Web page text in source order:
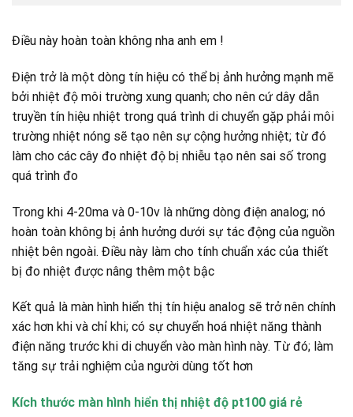
Điều này hoàn toàn không nha anh em !
Điện trở là một dòng tín hiệu có thể bị ảnh hưởng mạnh mẽ
bởi nhiệt độ môi trường xung quanh; cho nên cứ dây dẫn
truyền tín hiệu nhiệt trong quá trình di chuyển gặp phải môi
trường nhiệt nóng sẽ tạo nên sự cộng hưởng nhiệt; từ đó
làm cho các cây đo nhiệt độ bị nhiễu tạo nên sai số trong
quá trình đo
Trong khi 4-20ma và 0-10v là những dòng điện analog; nó
hoàn toàn không bị ảnh hưởng dưới sự tác động của nguồn
nhiệt bên ngoài. Điều này làm cho tính chuẩn xác của thiết
bị đo nhiệt được nâng thêm một bậc
Kết quả là màn hình hiển thị tín hiệu analog sẽ trở nên chính
xác hơn khi và chỉ khi; có sự chuyển hoá nhiệt năng thành
điện năng trước khi di chuyển vào màn hình này. Từ đó; làm
tăng sự trải nghiệm của người dùng tốt hơn
Kích thước màn hình hiển thị nhiệt độ pt100 giá rẻ